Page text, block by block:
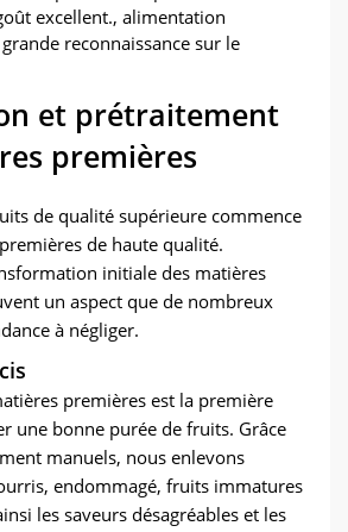
excellent., alimentation
reconnaissance sur le
et prétraitement
premières
de qualité supérieure commence
de haute qualité.
initiale des matières
un aspect que de nombreux
à négliger.
premières est la première
une bonne purée de fruits. Grâce
manuels, nous enlevons
endommagé, fruits immatures
les saveurs désagréables et les